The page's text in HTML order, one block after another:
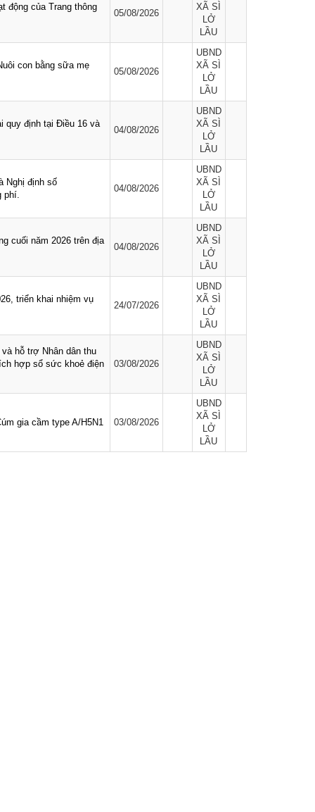
động của Trang thông
05/08/2026
XÃ SÌ
LỞ
LẦU
con bằng sữa mẹ
05/08/2026
UBND
XÃ SÌ
LỞ
LẦU
quy định tại Điều 16 và
04/08/2026
UBND
XÃ SÌ
LỞ
LẦU
Nghị định số
phí.
04/08/2026
UBND
XÃ SÌ
LỞ
LẦU
cuối năm 2026 trên địa
04/08/2026
UBND
XÃ SÌ
LỞ
LẦU
triển khai nhiệm vụ
24/07/2026
UBND
XÃ SÌ
LỞ
LẦU
hỗ trợ Nhân dân thu
hợp sổ sức khoẻ điện
03/08/2026
UBND
XÃ SÌ
LỞ
LẦU
gia cầm type A/H5N1 03/08/2026
UBND
XÃ SÌ
LỞ
LẦU